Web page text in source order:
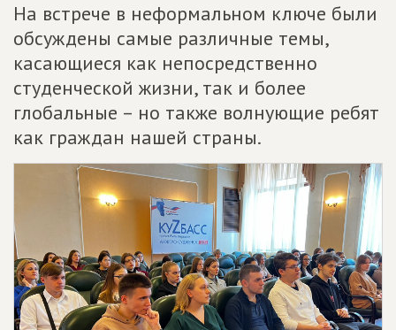
На встрече в неформальном ключе были
обсуждены самые различные темы,
касающиеся как непосредственно
студенческой жизни, так и более
глобальные – но также волнующие ребят
как граждан нашей страны.